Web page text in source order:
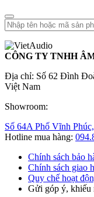
CÔNG TY TNHH
Địa chỉ: Số 62 Đình
Việt Nam
Showroom:
Số 64A Phố Vĩnh
Hotline mua hàng:
Chính sách bảo
Chính sách giao
Quy chế hoạt
Gửi góp ý, khiếu